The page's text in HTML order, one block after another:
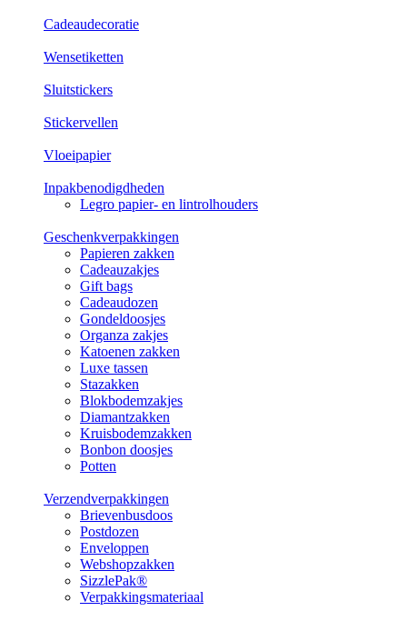
Cadeaudecoratie
Wensetiketten
Sluitstickers
Stickervellen
Vloeipapier
Inpakbenodigdheden
Legro papier- en lintrolhouders
Geschenkverpakkingen
Papieren zakken
Cadeauzakjes
Gift bags
Cadeaudozen
Gondeldoosjes
Organza zakjes
Katoenen zakken
Luxe tassen
Stazakken
Blokbodemzakjes
Diamantzakken
Kruisbodemzakken
Bonbon doosjes
Potten
Verzendverpakkingen
Brievenbusdoos
Postdozen
Enveloppen
Webshopzakken
SizzlePak®
Verpakkingsmateriaal